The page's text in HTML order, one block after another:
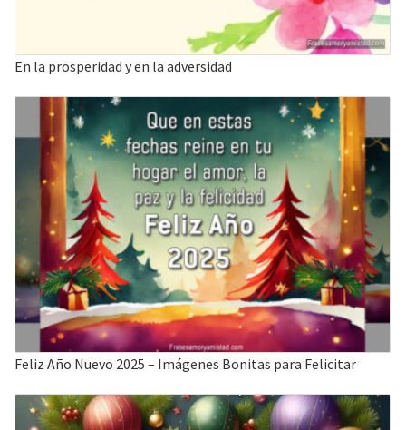
En la prosperidad y en la adversidad
Feliz Año Nuevo 2025 – Imágenes Bonitas para Felicitar